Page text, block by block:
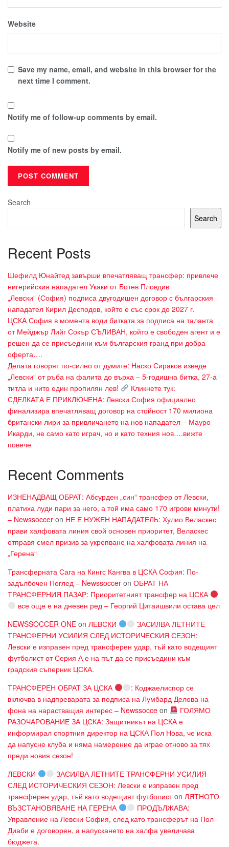
Website
Save my name, email, and website in this browser for the
next time I comment.
Notify me of follow-up comments by email.
Notify me of new posts by email.
Search
Search
Recent Posts
Шефилд Юнайтед завърши впечатляващ трансфер: привлече
нигерийския нападател Укаки от Ботев Пловдив
„Левски“ (София) подписа двугодишен договор с българския
нападател Кирил Десподов, който е със срок до 2027 г.
ЦСКА София в момента води битката за подписа на таланта
от Мейджър Лийг Сокър СЪЛИВАН, който е свободен агент и е
решен да се присъедини към българския гранд при добра
оферта….
Делата говорят по-силно от думите: Наско Сираков изведе
„Левски“ от ръба на фалита до върха – 5-годишна битка, 27-а
титла и нито един пропилян лев!
Кликнете тук:
СДЕЛКАТА Е ПРИКЛЮЧЕНА: Левски София официално
финализира впечатляващ договор на стойност 170 милиона
британски лири за привличането на нов нападател – Мауро
Икарди, не само като играч, но и като техния нов….вижте
повече
Recent Comments
ИЗНЕНАДВАЩ ОБРАТ: Абсурден „син“ трансфер от Левски,
платиха луди пари за него, а той има само 170 игрови минути!
– Newssoccer on НЕ Е НУЖЕН НАПАДАТЕЛЬ: Хулио Веласкес
прави халфовата линия свой основен приоритет, Веласкес
отправя смел призив за укрепване на халфовата линия на
„Герена“
Трансферната Сага на Кингс Кангва в ЦСКА София: По-
задълбочен Поглед – Newssoccer on ОБРАТ НА
ТРАНСФЕРНИЯ ПАЗАР: Приоритетният трансфер на ЦСКА
все още е на дневен ред – Георгий Цитаишвили остава цел
NEWSSOCCER ONE on ЛЕВСКИ
ЗАСИЛВА ЛЕТНИТЕ
ТРАНСФЕРНИ УСИЛИЯ СЛЕД ИСТОРИЧЕСКИЯ СЕЗОН:
Левски е изправен пред трансферен удар, тъй като водещият
футболист от Серия А е на път да се присъедини към
градския съперник ЦСКА.
ТРАНСФЕРЕН ОБРАТ ЗА ЦСКА
: Коджаелиспор се
включва в надпреварата за подписа на Лумбард Делова на
фона на нарастващия интерес – Newssocce on
ГОЛЯМО
РАЗОЧАРОВАНИЕ ЗА ЦСКА: Защитникът на ЦСКА е
информирал спортния директор на ЦСКА Пол Нова, че иска
да напусне клуба и няма намерение да играе отново за тях
преди новия сезон!
ЛЕВСКИ
ЗАСИЛВА ЛЕТНИТЕ ТРАНСФЕРНИ УСИЛИЯ
СЛЕД ИСТОРИЧЕСКИЯ СЕЗОН: Левски е изправен пред
трансферен удар, тъй като водещият футболистon ЛЯТНОТО
ВЪЗСТАНОВЯВАНЕ НА ГЕРЕНА
ПРОДЪЛЖАВА:
Управление на Левски София, след като трансферът на Пол
Диаби е договорен, а напускането на халфа увеличава
бюджета.